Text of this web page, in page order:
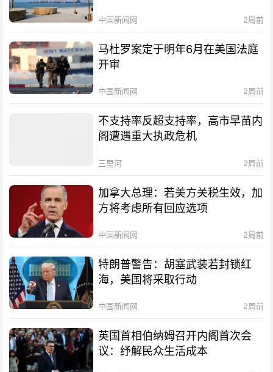
中国新闻网 2周前
马杜罗案定于明年6月在美国法庭
开审
中国新闻网 2周前
不支持率反超支持率，高市早苗内
阁遭遇重大执政危机
三里河 2周前
加拿大总理：若美方关税生效，加
方将考虑所有回应选项
中国新闻网 2周前
特朗普警告：胡塞武装若封锁红
海，美国将采取行动
中国新闻网 2周前
英国首相伯纳姆召开内阁首次会
议：纾解民众生活成本